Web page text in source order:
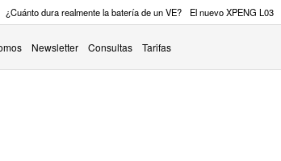
¿Cuánto dura realmente la batería de un VE? El nuevo XPENG L03
Newsletter Consultas Tarifas